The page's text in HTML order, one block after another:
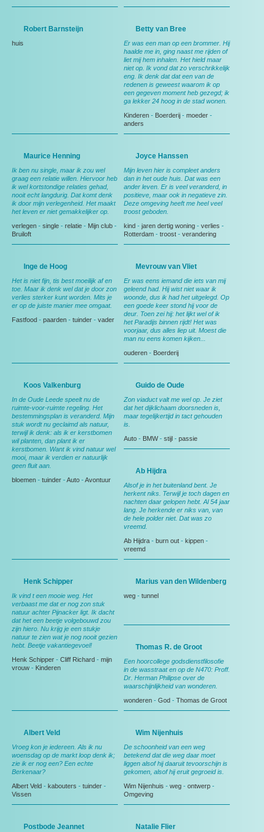
Robert Barnsteijn
huis
Betty van Bree
Er was een man op een brommer. Hij
haalde me in, ging naast me rijden of
liet mij hem inhalen. Het hield maar
niet op. Ik vond dat zo verschrikkelijk
eng. Ik denk dat dat een van de
redenen is geweest waarom ik op
een gegeven moment heb gezegd; ik
ga lekker 24 hoog in de stad wonen.
Kinderen - Boerderij - moeder -
anders
Maurice Henning
Ik ben nu single, maar ik zou wel
graag een relatie willen. Hiervoor heb
ik wel kortstondige relaties gehad,
nooit echt langdurig. Dat komt denk
ik door mijn verlegenheid. Het maakt
het leven er niet gemakkelijker op.
verlegen - single - relatie - Mijn club -
Bruiloft
Joyce Hanssen
Mijn leven hier is compleet anders
dan in het oude huis. Dat was een
ander leven. Er is veel veranderd, in
positieve, maar ook in negatieve zin.
Deze omgeving heeft me heel veel
troost geboden.
kind - jaren dertig woning - verlies -
Rotterdam - troost - verandering
Inge de Hoog
Het is niet fijn, tis best moeilijk af en
toe. Maar ik denk wel dat je door zon
verlies sterker kunt worden. Mits je
er op de juiste manier mee omgaat.
Fastfood - paarden - tuinder - vader
Mevrouw van Vliet
Er was eens iemand die iets van mij
geleend had. Hij wist niet waar ik
woonde, dus ik had het uitgelegd. Op
een goede keer stond hij voor de
deur. Toen zei hij: het lijkt wel of ik
het Paradijs binnen rijdt! Het was
voorjaar, dus alles liep uit. Moest die
man nu eens komen kijken...
ouderen - Boerderij
Koos Valkenburg
In de Oude Leede speelt nu de
ruimte-voor-ruimte regeling. Het
bestemmingsplan is veranderd. Mijn
stuk wordt nu geclaimd als natuur,
terwijl ik denk: als ik er kerstbomen
wil planten, dan plant ik er
kerstbomen. Want ik vind natuur wel
mooi, maar ik verdien er natuurlijk
geen fluit aan.
bloemen - tuinder -Auto -Avontuur
Guido de Oude
Zon viaduct valt me wel op. Je ziet
dat het dijklichaam doorsneden is,
maar tegelijkertijd in tact gehouden
is.
Auto - BMW- stijl - passie
Ab Hijdra
Alsof je in het buitenland bent. Je
herkent niks. Terwijl je toch dagen en
nachten daar gelopen hebt. Al 54 jaar
lang. Je herkende er niks van, van
de hele polder niet. Dat was zo
vreemd.
Ab Hijdra - burn out - kippen -
vreemd
Henk Schipper
Ik vind t een mooie weg. Het
verbaast me dat er nog zon stuk
natuur achter Pijnacker ligt. Ik dacht
dat het een beetje volgebouwd zou
zijn hiero. Nu krijg je een stukje
natuur te zien wat je nog nooit gezien
hebt. Beetje vakantiegevoel!
Henk Schipper - Cliff Richard - mijn
vrouw - Kinderen
Marius van den Wildenberg
weg - tunnel
Thomas R. de Groot
Een hoorcollege godsdienstfilosofie
in de wasstraat en op de N470: Proff.
Dr. Herman Philipse over de
waarschijnlijkheid van wonderen.
wonderen - God - Thomas de Groot
Albert Veld
Vroeg kon je iedereen. Als ik nu
woensdag op de markt loop denk ik;
zie ik er nog een? Een echte
Berkenaar?
Albert Veld - kabouters - tuinder -
Vissen
Wim Nijenhuis
De schoonheid van een weg
betekend dat die weg daar moet
liggen alsof hij daaruit tevoorschijn is
gekomen, alsof hij eruit gegroeid is.
Wim Nijenhuis - weg - ontwerp -
Omgeving
Postbode Jeannet Natalie Flier